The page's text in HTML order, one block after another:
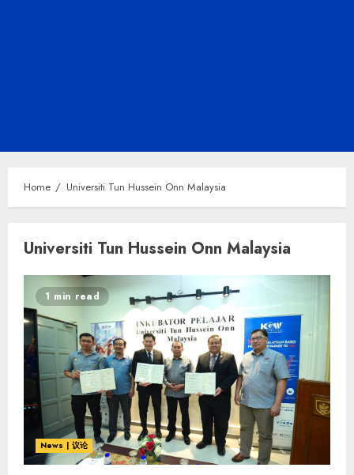
Home Universiti Tun Hussein Onn Malaysia
Universiti Tun Hussein Onn Malaysia
1 min read
News | 议论